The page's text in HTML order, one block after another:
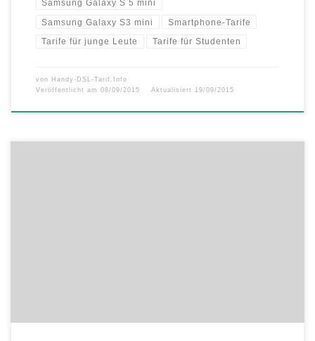
Samsung Galaxy S 5 mini
Samsung Galaxy S3 mini Smartphone-Tarife
Tarife für junge Leute Tarife für Studenten
von Handy-DSL-Tarif.Info
Veröffentlicht am 08/09/2015 Aktualisiert 19/09/2015